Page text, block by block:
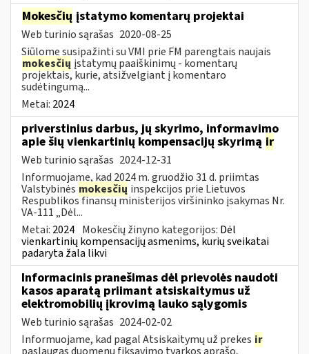
Mokesčių įstatymo komentarų projektai
Web turinio sąrašas 2020-08-25
Siūlome susipažinti su VMI prie FM parengtais naujais
mokesčių įstatymų paaiškinimų - komentarų
projektais, kurie, atsižvelgiant į komentaro
sudėtingumą...
Metai: 2024
priverstinius darbus, jų skyrimo, informavimo
apie šių vienkartinių kompensacijų skyrimą ir
Web turinio sąrašas 2024-12-31
Informuojame, kad 2024 m. gruodžio 31 d. priimtas
Valstybinės mokesčių inspekcijos prie Lietuvos
Respublikos finansų ministerijos viršininko įsakymas Nr.
VA-111 „Dėl...
Metai: 2024 Mokesčių žinyno kategorijos: Dėl
vienkartinių kompensacijų asmenims, kurių sveikatai
padaryta žala likvi
Informacinis pranešimas dėl prievolės naudoti
kasos aparatą priimant atsiskaitymus už
elektromobilių įkrovimą lauko sąlygomis
Web turinio sąrašas 2024-02-02
Informuojame, kad pagal Atsiskaitymų už prekes ir
paslaugas duomenų fiksavimo tvarkos aprašo,